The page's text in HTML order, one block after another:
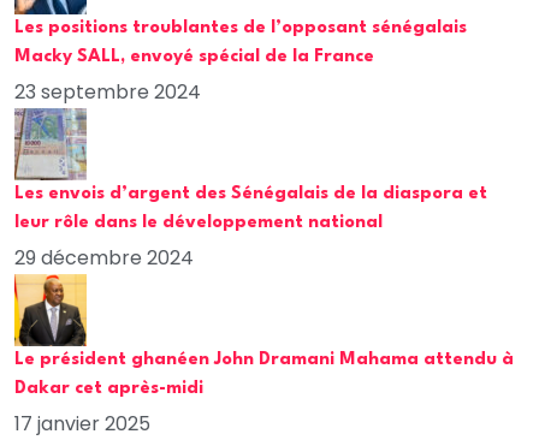
Les positions troublantes de l’opposant sénégalais
Macky SALL, envoyé spécial de la France
23 septembre 2024
Les envois d’argent des Sénégalais de la diaspora et
leur rôle dans le développement national
29 décembre 2024
Le président ghanéen John Dramani Mahama attendu à
Dakar cet après-midi
17 janvier 2025